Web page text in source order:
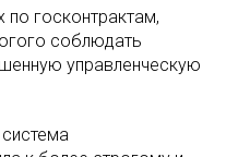
госконтрактам,
соблюдать
управленческую